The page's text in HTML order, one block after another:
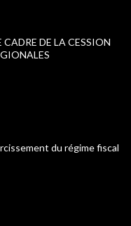
DE LA CESSION
du régime fiscal